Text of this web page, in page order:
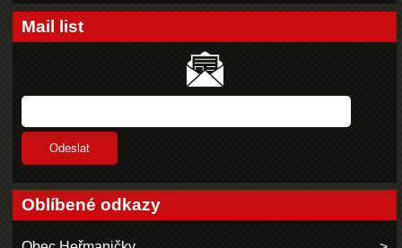
Mail list
Oblíbené odkazy